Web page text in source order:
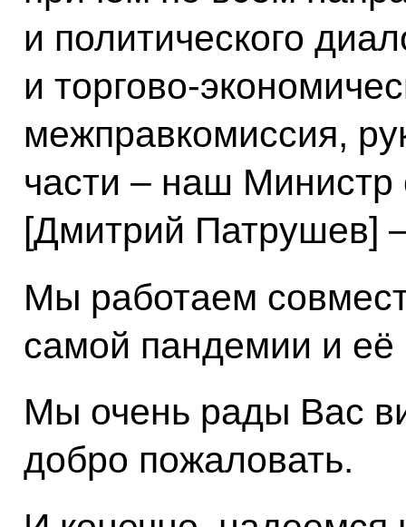
и политического
и торгово-
межправкомиссия,
части – наш Министр
[Дмитрий Патрушев]
Мы работаем
самой пандемии и её
Мы очень рады Вас
добро пожаловать.